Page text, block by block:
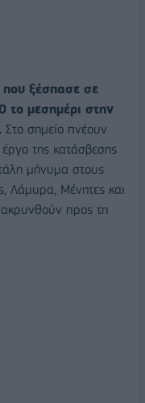
που ξέσπασε σε
το μεσημέρι στην
Στο σημείο πνέουν
της κατάσβεσης
μήνυμα στους
Λάμυρα, Μένητες και
προς τη